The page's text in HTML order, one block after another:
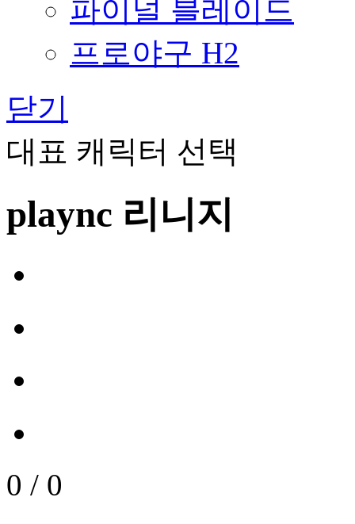
파이널 블레이드
프로야구 H2
닫기
대표 캐릭터 선택
plaync 리니지
0 / 0